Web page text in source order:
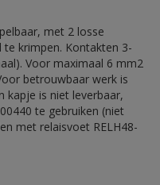
met 2 losse
krimpen. Kontakten 3-
Voor maximaal 6 mm2
betrouwbaar werk is
kapje is niet leverbaar,
te gebruiken (niet
met relaisvoet RELH48-